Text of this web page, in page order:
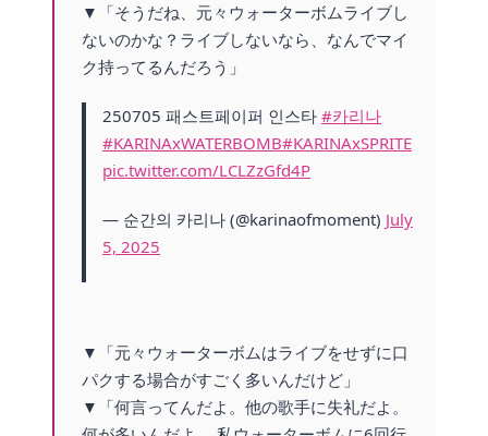
▼「そうだね、元々ウォーターボムライブし
ないのかな？ライブしないなら、なんでマイ
ク持ってるんだろう」
250705 패스트페이퍼 인스타 #카리나
#KARINAxWATERBOMB#KARINAxSPRITE
pic.twitter.com/LCLZzGfd4P
— 순간의 카리나 (@karinaofmoment) July
5, 2025
▼「元々ウォーターボムはライブをせずに口
パクする場合がすごく多いんだけど」
▼「何言ってんだよ。他の歌手に失礼だよ。